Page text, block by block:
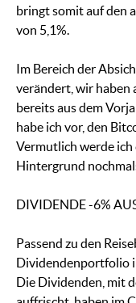
bringt somit auf den
von 5,1%.
Im Bereich der
verändert, wir haben
bereits aus dem
habe ich vor, den
Vermutlich werde
Hintergrund
DIVIDENDE -6%
Passend zu den
Dividendenportfolio
Die Dividenden, mit